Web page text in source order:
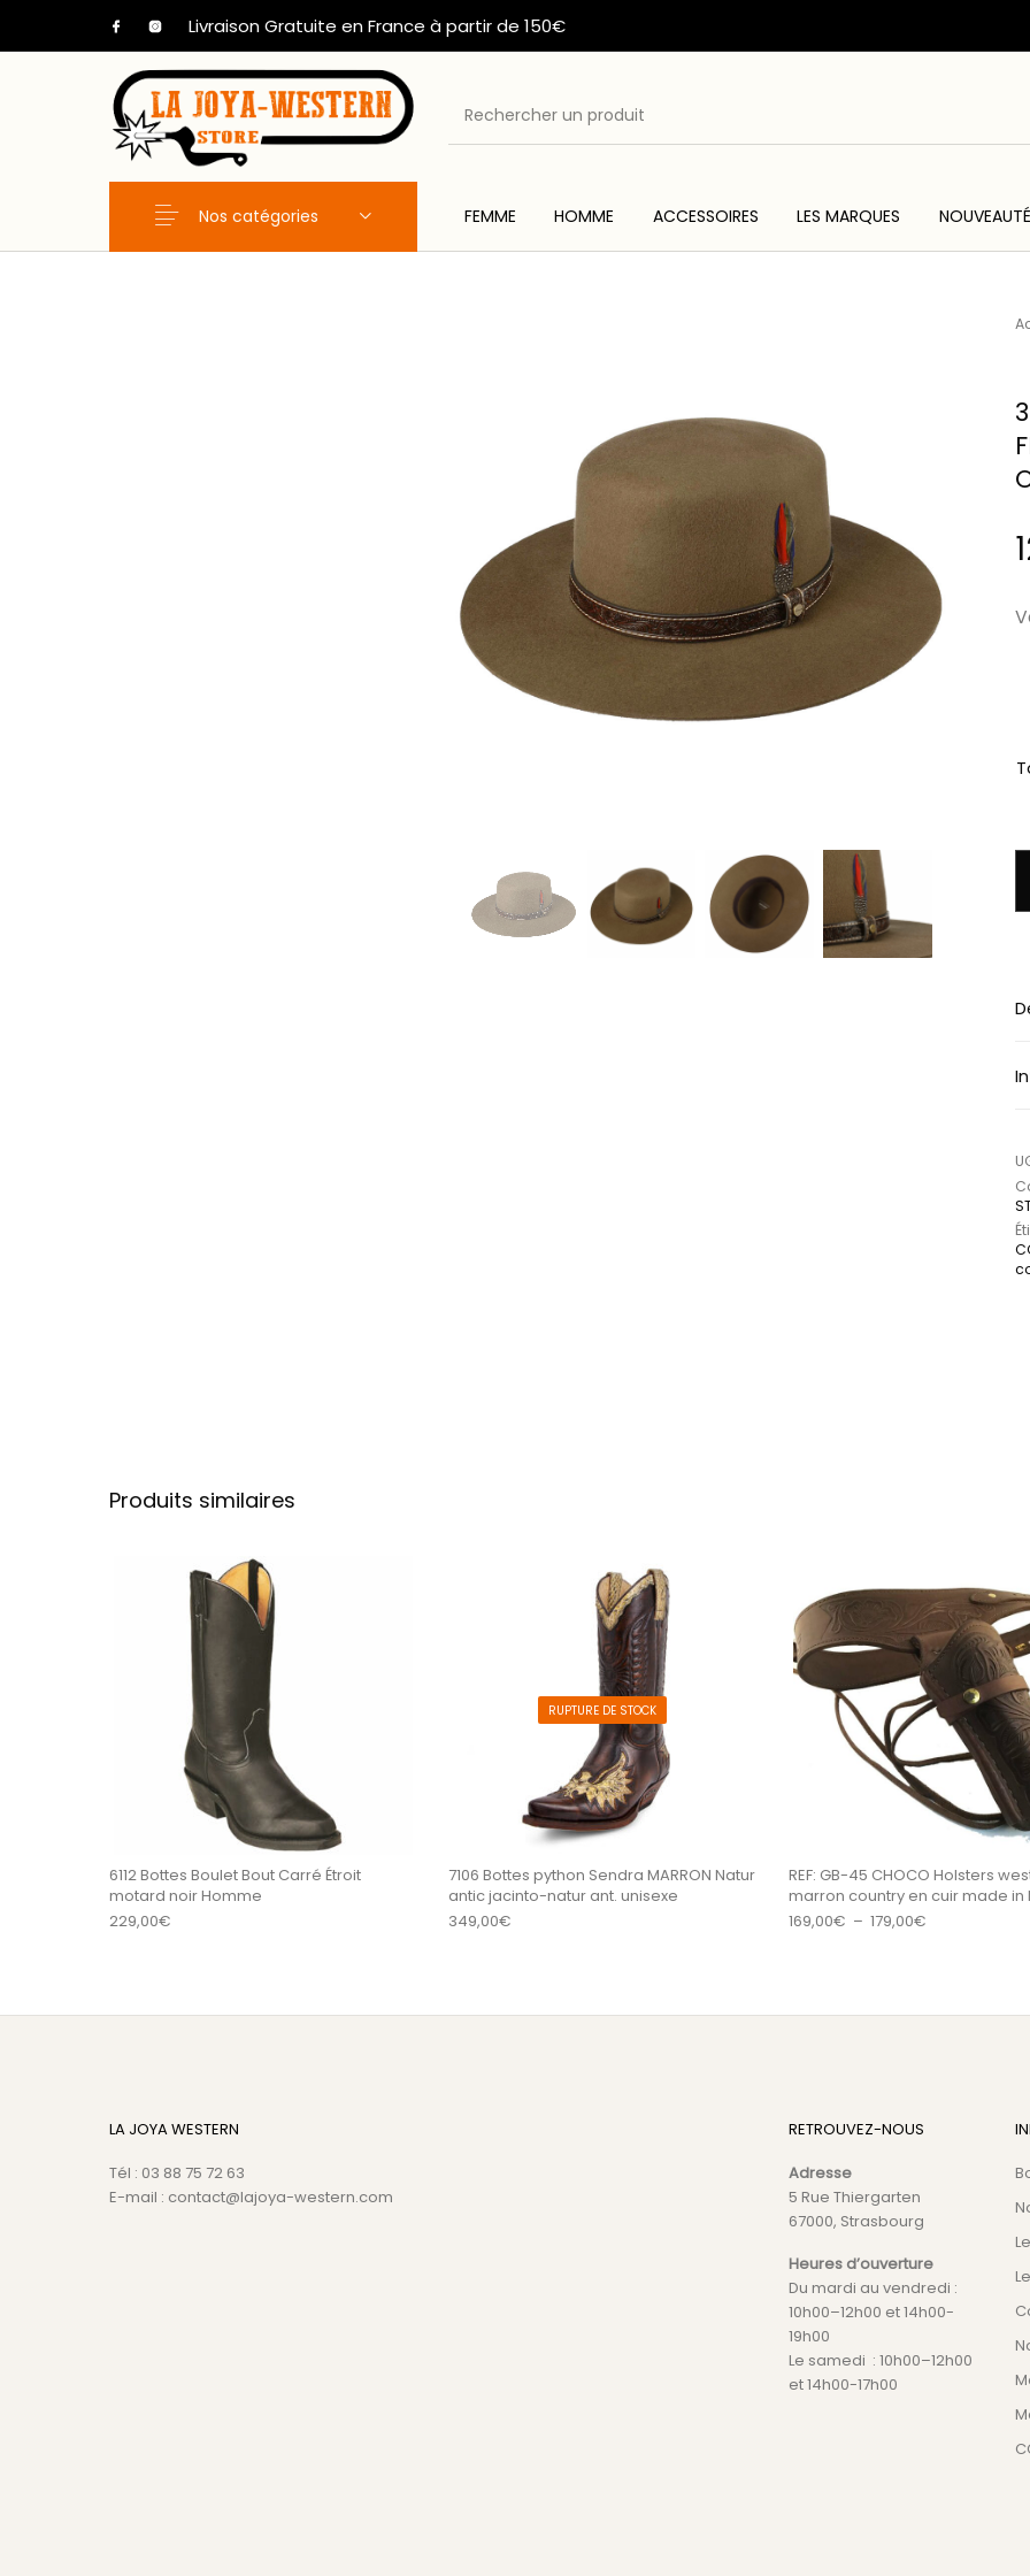
Livraison Gratuite en France à partir de 150€
FEMME HOMME ACCESSOIRES LES MARQUES
Nos catégories
Produits similaires
6112 Bottes Boulet Bout Carré Étroit
motard noir Homme
229,00€
Ce produit a plusieurs variations. Les options peuvent être
RUPTURE DE STOCK
7106 Bottes python Sendra MARRON Natur
antic jacinto-natur ant. unisexe
349,00€
Ce produit a plusieurs
REF: GB-45 CHOCO Holsters
marron country en cuir made in
169,00€ – 179,00€Plage de prix
LA JOYA WESTERN
Tél : 03 88 75 72 63
E-mail : contact@lajoya-western.com
RETROUVEZ-NOUS
Adresse
5 Rue Thiergarten
67000, Strasbourg
Heures d’ouverture
Du mardi au vendredi :
10h00–12h00 et 14h00-
19h00
Le samedi : 10h00–12h00
et 14h00-17h00